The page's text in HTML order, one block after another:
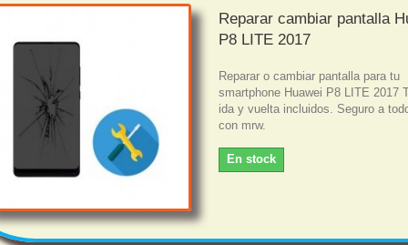
Reparar cambiar pantalla
P8 LITE 2017
Reparar o cambiar pantalla para tu
smartphone Huawei P8 LITE 2017
ida y vuelta incluidos. Seguro a
con mrw.
En stock